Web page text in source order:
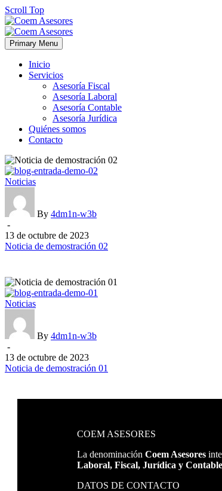
Scroll Top
Primary Menu
Inicio
Servicios
Asesoría Fiscal
Asesoría Laboral
Asesoría Contable
Asesoría Jurídica
Quiénes somos
Contacto
Noticia
demostración
02
Noticias
By 4dm1n-w3b
-
13 de octubre de 2023
Noticia de demostración 02
Noticia
demostración
01
Noticias
By 4dm1n-w3b
-
13 de octubre de 2023
Noticia de demostración 01
COEM ASESORES
La denominación Coem Asesores
Laboral, Fiscal, Jurídica y
DATOS DE CONTACTO